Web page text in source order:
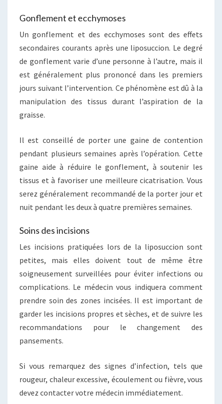
Gonflement et ecchymoses
Un gonflement et des ecchymoses sont des effets
secondaires courants après une liposuccion. Le degré
de gonflement varie d’une personne à l’autre, mais il
est généralement plus prononcé dans les premiers
jours suivant l’intervention. Ce phénomène est dû à la
manipulation des tissus durant l’aspiration de la
graisse.
Il est conseillé de porter une gaine de contention
pendant plusieurs semaines après l’opération. Cette
gaine aide à réduire le gonflement, à soutenir les
tissus et à favoriser une meilleure cicatrisation. Vous
serez généralement recommandé de la porter jour et
nuit pendant les deux à quatre premières semaines.
Soins des incisions
Les incisions pratiquées lors de la liposuccion sont
petites, mais elles doivent tout de même être
soigneusement surveillées pour éviter infections ou
complications. Le médecin vous indiquera comment
prendre soin des zones incisées. Il est important de
garder les incisions propres et sèches, et de suivre les
recommandations pour le changement des
pansements.
Si vous remarquez des signes d’infection, tels que
rougeur, chaleur excessive, écoulement ou fièvre, vous
devez contacter votre médecin immédiatement.